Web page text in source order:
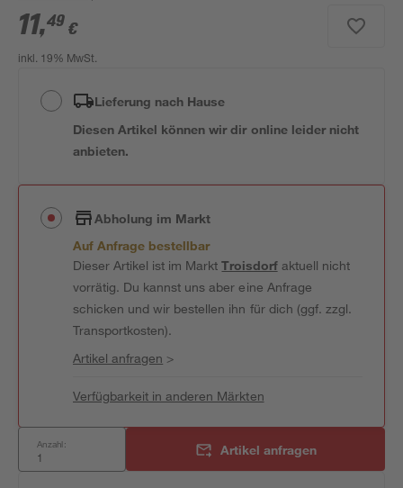
11,49 €
inkl. 19% MwSt.
Lieferung nach Hause
Diesen Artikel können wir dir online leider nicht
anbieten.
Abholung im Markt
Auf Anfrage bestellbar
Dieser Artikel ist im MarktTroisdorfaktuell nicht
vorrätig. Du kannst uns aber eine Anfrage
schicken und wir bestellen ihn für dich (ggf. zzgl.
Transportkosten).
Artikel anfragen >
Verfügbarkeit in anderen Märkten
Anzahl: Artikel anfragen